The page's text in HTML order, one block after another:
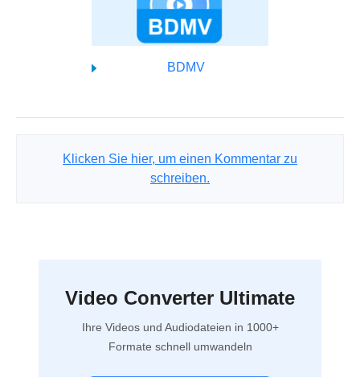
BDMV
Klicken Sie hier, um einen Kommentar zu
schreiben.
Video Converter Ultimate
Ihre Videos und Audiodateien in 1000+
Formate schnell umwandeln